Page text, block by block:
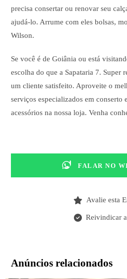
precisa consertar ou renovar seu
ajudá-lo. Arrume com eles bolsas,
Wilson.
Se você é de Goiânia ou está
escolha do que a Sapataria 7. Super
um cliente satisfeito. Aproveite o
serviços especializados em conserto
acessórios na nossa loja. Venha
FALAR NO
Avalie esta
Reivindicar
Anúncios relacionados